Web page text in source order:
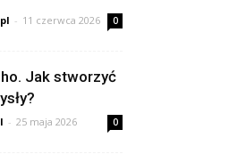
- 11 czerwca 2026 0
Jak stworzyć
- 25 maja 2026 0